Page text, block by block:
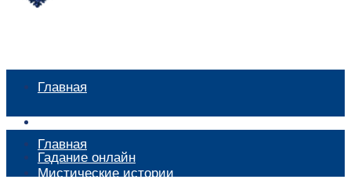
Главная
Гадание онлайн
Главная
Мистические истории